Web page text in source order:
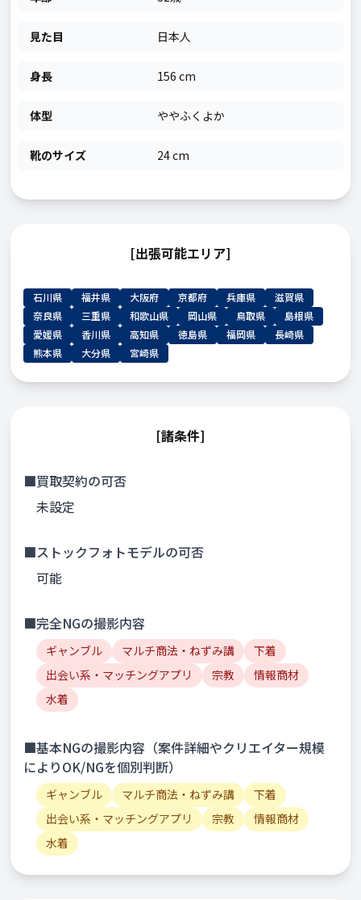
見た目 日本人
身長 156 cm
体型 ややふくよか
靴のサイズ 24 cm
[出張可能エリア]
石川県 福井県 大阪府 京都府 兵庫県
滋賀県
奈良県
三重県 和歌山県 岡山県 鳥取県
島根県
愛媛県
香川県 高知県 徳島県 福岡県
長崎県
熊本県
大分県 宮崎県
[諸条件]
■買取契約の可否
未設定
■ストックフォトモデルの可否
可能
■完全NGの撮影内容
ギャンブル マルチ商法・ねずみ講
下着
出会い系・マッチングアプリ
宗教
情報商材
水着
■基本NGの撮影内容（案件詳細やクリエイター規模
によりOK/NGを個別判断）
ギャンブル マルチ商法・ねずみ講
下着
出会い系・マッチングアプリ
宗教
情報商材
水着